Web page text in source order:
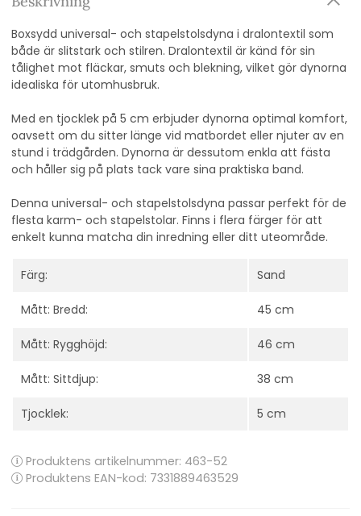
Boxsydd universal- och stapelstolsdyna i dralontextil som
både är slitstark och stilren. Dralontextil är känd för sin
tålighet mot fläckar, smuts och blekning, vilket gör dynorna
idealiska för utomhusbruk.
Med en tjocklek på 5 cm erbjuder dynorna optimal komfort,
oavsett om du sitter länge vid matbordet eller njuter av en
stund i trädgården. Dynorna är dessutom enkla att fästa
och håller sig på plats tack vare sina praktiska band.
Denna universal- och stapelstolsdyna passar perfekt för de
flesta karm- och stapelstolar. Finns i flera färger för att
enkelt kunna matcha din inredning eller ditt uteområde.
Färg: Sand
Mått: Bredd: 45 cm
Mått: Rygghöjd: 46 cm
Mått: Sittdjup: 38 cm
Tjocklek: 5 cm
Produktens artikelnummer: 463-52
Produktens EAN-kod: 7331889463529